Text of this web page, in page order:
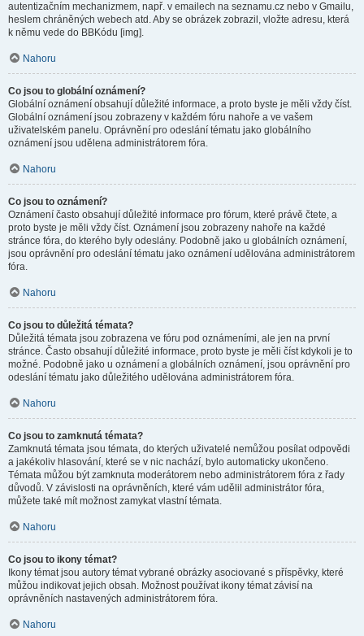
autentizačním mechanizmem, např. v emailech na seznamu.cz nebo v Gmailu,
heslem chráněných webech atd. Aby se obrázek zobrazil, vložte adresu, která
k němu vede do BBKódu [img].
Nahoru
Co jsou to globální oznámení?
Globální oznámení obsahují důležité informace, a proto byste je měli vždy číst.
Globální oznámení jsou zobrazeny v každém fóru nahoře a ve vašem
uživatelském panelu. Oprávnění pro odeslání tématu jako globálního
oznámení jsou udělena administrátorem fóra.
Nahoru
Co jsou to oznámení?
Oznámení často obsahují důležité informace pro fórum, které právě čtete, a
proto byste je měli vždy číst. Oznámení jsou zobrazeny nahoře na každé
stránce fóra, do kterého byly odeslány. Podobně jako u globálních oznámení,
jsou oprávnění pro odeslání tématu jako oznámení udělována administrátorem
fóra.
Nahoru
Co jsou to důležitá témata?
Důležitá témata jsou zobrazena ve fóru pod oznámeními, ale jen na první
stránce. Často obsahují důležité informace, proto byste je měli číst kdykoli je to
možné. Podobně jako u oznámení a globálních oznámení, jsou oprávnění pro
odeslání tématu jako důležitého udělována administrátorem fóra.
Nahoru
Co jsou to zamknutá témata?
Zamknutá témata jsou témata, do kterých uživatelé nemůžou posílat odpovědi
a jakékoliv hlasování, které se v nic nachází, bylo automaticky ukončeno.
Témata můžou být zamknuta moderátorem nebo administrátorem fóra z řady
důvodů. V závislosti na oprávněních, které vám udělil administrátor fóra,
můžete také mít možnost zamykat vlastní témata.
Nahoru
Co jsou to ikony témat?
Ikony témat jsou autory témat vybrané obrázky asociované s příspěvky, které
můžou indikovat jejich obsah. Možnost používat ikony témat závisí na
oprávněních nastavených administrátorem fóra.
Nahoru